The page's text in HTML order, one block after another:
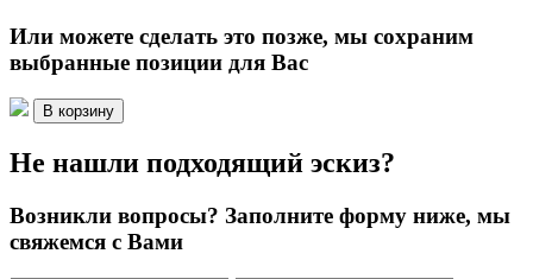
Или можете сделать это позже, мы сохраним
выбранные позиции для Вас
В корзину
Не нашли подходящий эскиз?
Возникли вопросы? Заполните форму ниже, мы
свяжемся с Вами